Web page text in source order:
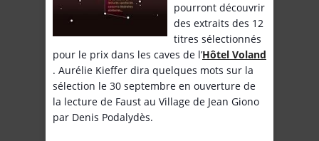
pourront découvrir
des extraits des 12
titres sélectionnés
pour le prix dans les caves de l’Hôtel Voland
. Aurélie Kieffer dira quelques mots sur la
sélection le 30 septembre en ouverture de
la lecture de Faust au Village de Jean Giono
par Denis Podalydès.